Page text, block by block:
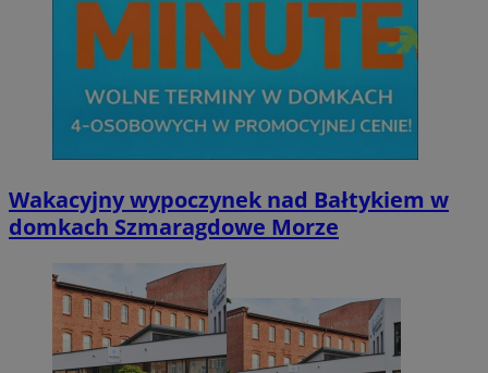
Wakacyjny wypoczynek nad Bałtykiem w
domkach Szmaragdowe Morze